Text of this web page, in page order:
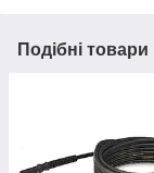
Подібні товари